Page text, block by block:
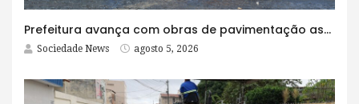
Prefeitura avança com obras de pavimentação asfáltica na Rua Lopes Rodrigues
Sociedade News agosto 5, 2026